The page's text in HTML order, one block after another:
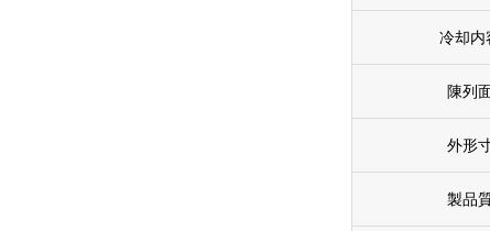
冷却内
陳列
外形
製品